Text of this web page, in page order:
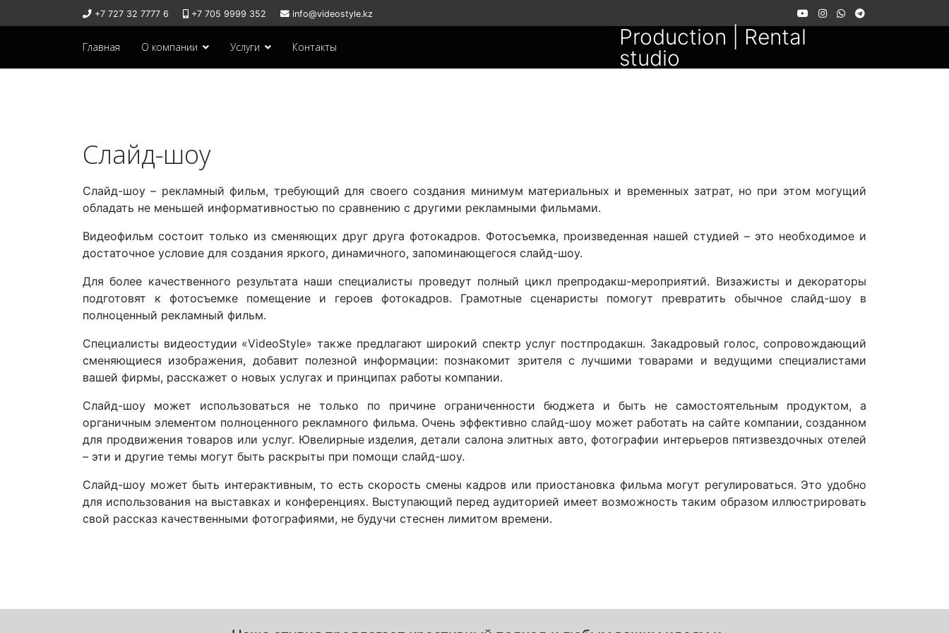
+7 727 32 7777 6 +7 705 9999 352 info@videostyle.kz
Главная О компании Услуги Контакты
Production | Rental
studio
Слайд-шоу
Слайд-шоу – рекламный фильм, требующий для своего создания минимум материальных и временных затрат, но при этом могущий
обладать не меньшей информативностью по сравнению с другими рекламными фильмами.
Видеофильм состоит только из сменяющих друг друга фотокадров. Фотосъемка, произведенная нашей студией – это необходимое и
достаточное условие для создания яркого, динамичного, запоминающегося слайд-шоу.
Для более качественного результата наши специалисты проведут полный цикл препродакш-мероприятий. Визажисты и декораторы
подготовят к фотосъемке помещение и героев фотокадров. Грамотные сценаристы помогут превратить обычное слайд-шоу в
полноценный рекламный фильм.
Специалисты видеостудии «VideoStyle» также предлагают широкий спектр услуг постпродакшн. Закадровый голос, сопровождающий
сменяющиеся изображения, добавит полезной информации: познакомит зрителя с лучшими товарами и ведущими специалистами
вашей фирмы, расскажет о новых услугах и принципах работы компании.
Слайд-шоу может использоваться не только по причине ограниченности бюджета и быть не самостоятельным продуктом, а
органичным элементом полноценного рекламного фильма. Очень эффективно слайд-шоу может работать на сайте компании, созданном
для продвижения товаров или услуг. Ювелирные изделия, детали салона элитных авто, фотографии интерьеров пятизвездочных отелей
– эти и другие темы могут быть раскрыты при помощи слайд-шоу.
Слайд-шоу может быть интерактивным, то есть скорость смены кадров или приостановка фильма могут регулироваться. Это удобно
для использования на выставках и конференциях. Выступающий перед аудиторией имеет возможность таким образом иллюстрировать
свой рассказ качественными фотографиями, не будучи стеснен лимитом времени.